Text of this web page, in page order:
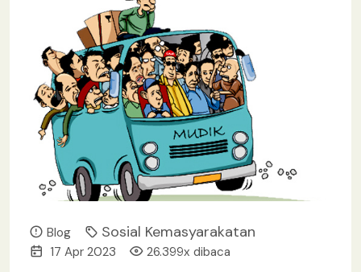
Blog Sosial Kemasyarakatan
17 Apr 2023 26.399x dibaca